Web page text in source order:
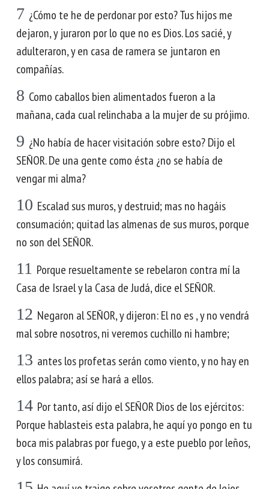
7 ¿Cómo te he de perdonar por esto? Tus hijos me
dejaron, y juraron por lo que no es Dios. Los sacié, y
adulteraron, y en casa de ramera se juntaron en
compañías.
8 Como caballos bien alimentados fueron a la
mañana, cada cual relinchaba a la mujer de su prójimo.
9 ¿No había de hacer visitación sobre esto? Dijo el
SEÑOR. De una gente como ésta ¿no se había de
vengar mi alma?
10 Escalad sus muros, y destruid; mas no hagáis
consumación; quitad las almenas de sus muros, porque
no son del SEÑOR.
11 Porque resueltamente se rebelaron contra mí la
Casa de Israel y la Casa de Judá, dice el SEÑOR.
12 Negaron al SEÑOR, y dijeron: El no es , y no vendrá
mal sobre nosotros, ni veremos cuchillo ni hambre;
13 antes los profetas serán como viento, y no hay en
ellos palabra; así se hará a ellos.
14 Por tanto, así dijo el SEÑOR Dios de los ejércitos:
Porque hablasteis esta palabra, he aquí yo pongo en tu
boca mis palabras por fuego, y a este pueblo por leños,
y los consumirá.